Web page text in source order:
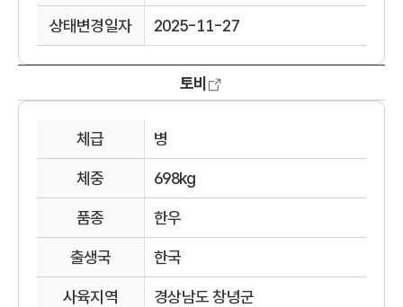
상태변경일자 2025-11-27
토비
체급 병
체중 698kg
품종 한우
출생국 한국
사육지역 경상남도 창녕군